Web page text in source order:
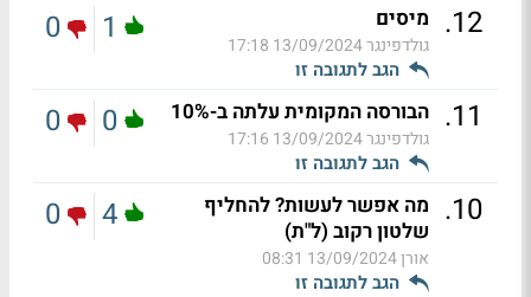
12
. מיסים
גולדפינגר13/09/2024 17:18
הגב לתגובה זו
1
0
11
. הבורסה המקומית עלתה ב-10%
גולדפינגר13/09/2024 17:16
הגב לתגובה זו
0
0
10
. מה אפשר לעשות? להחליף
שלטון רקוב (ל"ת)
אורן13/09/2024 08:31
הגב לתגובה זו
4
0